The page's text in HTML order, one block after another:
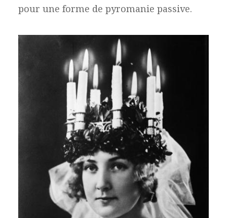
pour une forme de pyromanie passive.